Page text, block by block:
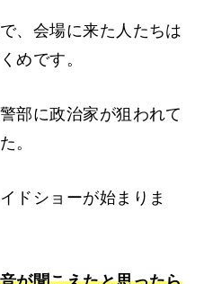
、会場に来た人たちは
めです。
部に政治家が狙われて
。
ドショーが始まりま